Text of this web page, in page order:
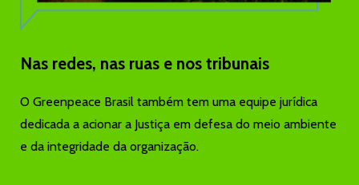
Nas redes, nas ruas e nos tribunais
O Greenpeace Brasil também tem uma equipe jurídica
dedicada a acionar a Justiça em defesa do meio ambiente
e da integridade da organização.